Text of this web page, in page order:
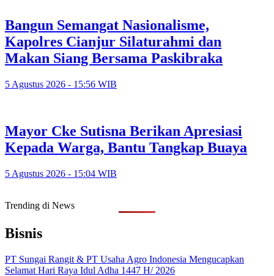
Bangun Semangat Nasionalisme,
Kapolres Cianjur Silaturahmi dan
Makan Siang Bersama Paskibraka
5 Agustus 2026 - 15:56 WIB
Mayor Cke Sutisna Berikan Apresiasi
Kepada Warga, Bantu Tangkap Buaya
5 Agustus 2026 - 15:04 WIB
Trending di News
Bisnis
PT Sungai Rangit & PT Usaha Agro Indonesia Mengucapkan
Selamat Hari Raya Idul Adha 1447 H/ 2026